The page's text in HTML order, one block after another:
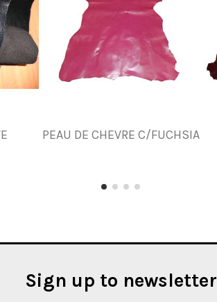
PEAU DE CHEVRE C/FUCHSIA
Sign up to newsletter